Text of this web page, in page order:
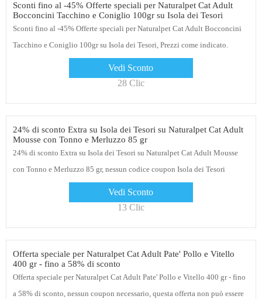
Sconti fino al -45% Offerte speciali per Naturalpet Cat Adult
Bocconcini Tacchino e Coniglio 100gr su Isola dei Tesori
Sconti fino al -45% Offerte speciali per Naturalpet Cat Adult Bocconcini
Tacchino e Coniglio 100gr su Isola dei Tesori, Prezzi come indicato.
Vedi Sconto
28 Clic
24% di sconto Extra su Isola dei Tesori su Naturalpet Cat Adult
Mousse con Tonno e Merluzzo 85 gr
24% di sconto Extra su Isola dei Tesori su Naturalpet Cat Adult Mousse
con Tonno e Merluzzo 85 gr, nessun codice coupon Isola dei Tesori
Vedi Sconto
13 Clic
Offerta speciale per Naturalpet Cat Adult Pate' Pollo e Vitello
400 gr - fino a 58% di sconto
Offerta speciale per Naturalpet Cat Adult Pate' Pollo e Vitello 400 gr - fino
a 58% di sconto, nessun coupon necessario, questa offerta non può essere